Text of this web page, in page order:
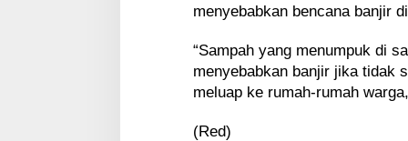
menyebabkan bencana banjir
“Sampah yang menumpuk di
menyebabkan banjir jika tidak
meluap ke rumah-rumah
(Red)